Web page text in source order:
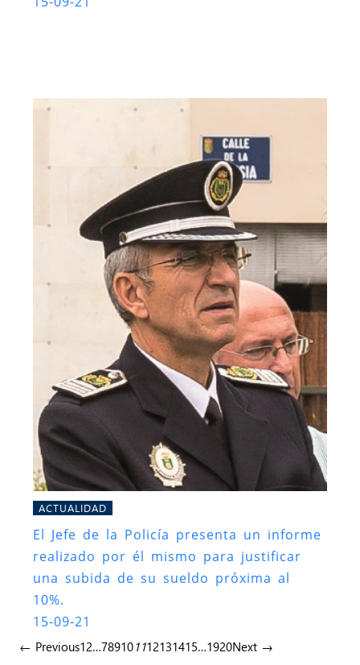
ACTUALIDAD
El Jefe de la Policía presenta un informe
realizado por él mismo para justificar
una subida de su sueldo próxima al
10%.
15-09-21
← Previous12…789101112131415…1920Next →